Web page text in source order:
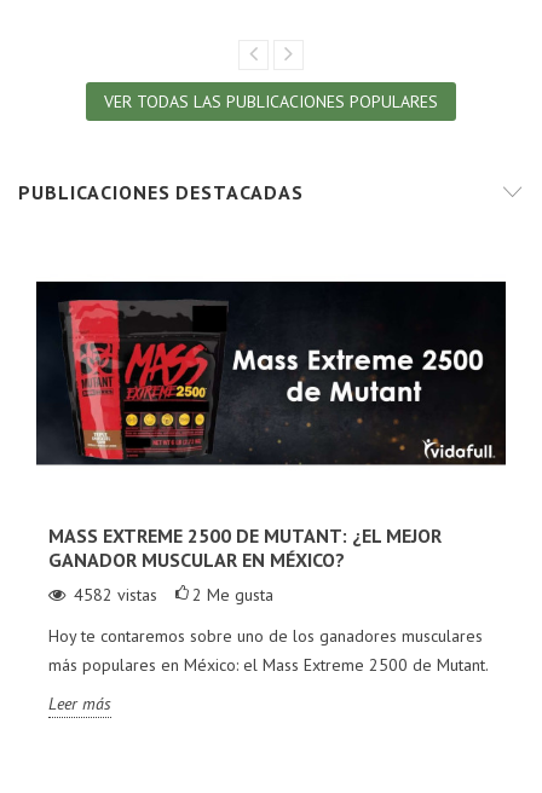
VER TODAS LAS PUBLICACIONES POPULARES
PUBLICACIONES DESTACADAS
MASS EXTREME 2500 DE MUTANT: ¿EL MEJOR
GANADOR MUSCULAR EN MÉXICO?
4582 vistas 2 Me gusta
Hoy te contaremos sobre uno de los ganadores musculares
más populares en México: el Mass Extreme 2500 de Mutant.
Leer más